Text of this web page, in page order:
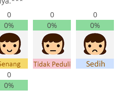
0
0%
0
0%
0
0%
0
0%